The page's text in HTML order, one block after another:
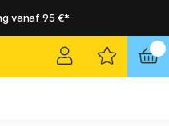
vanaf 95 €*
vanaf 95 €*